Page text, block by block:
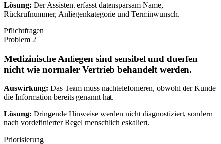
Lösung: Der Assistent erfasst datensparsam Name,
Rückrufnummer, Anliegenkategorie und Terminwunsch.
Pflichtfragen
Problem 2
Medizinische Anliegen sind sensibel und duerfen
nicht wie normaler Vertrieb behandelt werden.
Auswirkung: Das Team muss nachtelefonieren, obwohl der Kunde
die Information bereits genannt hat.
Lösung: Dringende Hinweise werden nicht diagnostiziert, sondern
nach vordefinierter Regel menschlich eskaliert.
Priorisierung